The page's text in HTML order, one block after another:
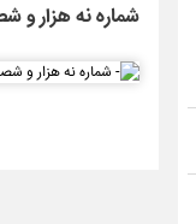
شماره نه هزار